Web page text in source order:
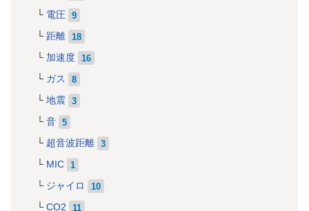
電圧 9
距離 18
加速度 16
ガス 8
地震 3
音 5
超音波距離 3
MIC 1
ジャイロ 10
CO2 11